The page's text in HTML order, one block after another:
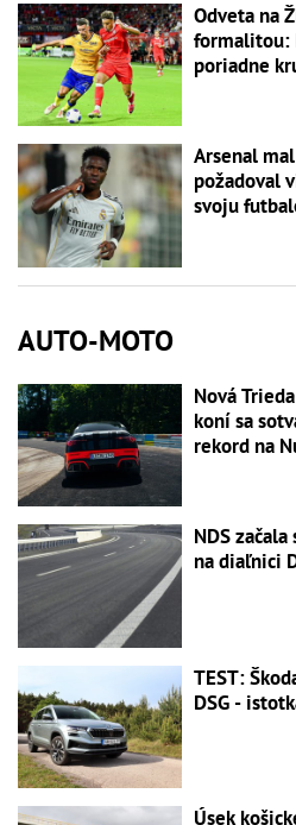
Odveta na
formalitou:
poriadne
Arsenal
požadoval
svoju
AUTO-MOTO
Nová
koní sa
rekord na
NDS
na diaľnici
TEST:
DSG -
Úsek